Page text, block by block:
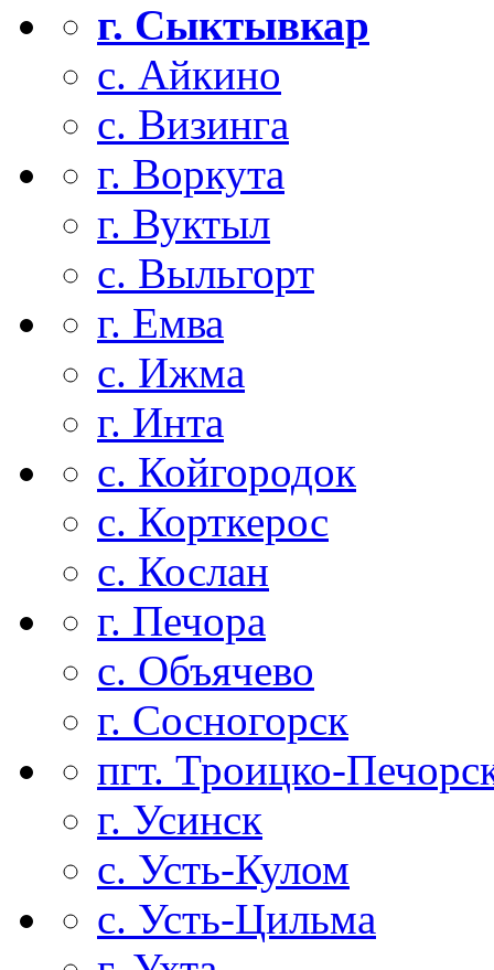
г. Сыктывкар
с. Айкино
с. Визинга
г. Воркута
г. Вуктыл
с. Выльгорт
г. Емва
с. Ижма
г. Инта
с. Койгородок
с. Корткерос
с. Кослан
г. Печора
с. Объячево
г. Сосногорск
пгт. Троицко-
г. Усинск
с. Усть-Кулом
с. Усть-Цильма